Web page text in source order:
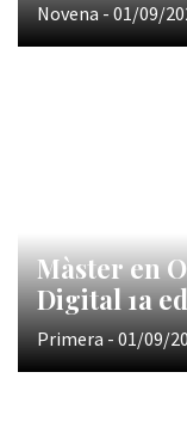
Novena - 01/09/
Màster en
Digital 1a
Primera - 01/09/